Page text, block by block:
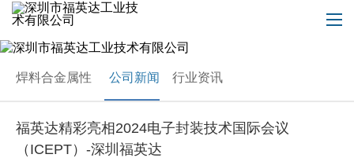
焊料合金属性 公司新闻 行业资讯
福英达精彩亮相2024电子封装技术国际会议
（ICEPT）-深圳福英达